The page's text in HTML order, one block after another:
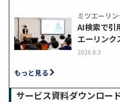
ミツエーリ
AI検索で
エーリンク
2026.8.3
もっと見る
サービス資料ダウンロー